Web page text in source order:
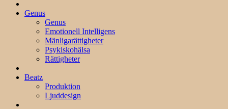
Genus
Genus
Emotionell Intelligens
Mänligarättigheter
Psykiskohälsa
Rättigheter
Beatz
Produktion
Ljuddesign